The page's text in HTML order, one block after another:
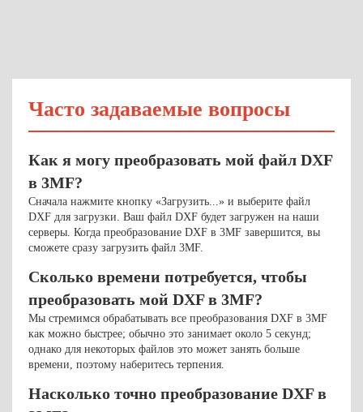
Часто задаваемые вопросы
Как я могу преобразовать мой файл DXF
в 3MF?
Сначала нажмите кнопку «Загрузить...» и выберите файл
DXF для загрузки. Ваш файл DXF будет загружен на наши
серверы. Когда преобразование DXF в 3MF завершится, вы
сможете сразу загрузить файл 3MF.
Сколько времени потребуется, чтобы
преобразовать мой DXF в 3MF?
Мы стремимся обрабатывать все преобразования DXF в 3MF
как можно быстрее; обычно это занимает около 5 секунд;
однако для некоторых файлов это может занять больше
времени, поэтому наберитесь терпения.
Насколько точно преобразование DXF в